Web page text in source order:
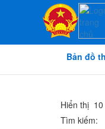
Bản đồ
Hiển thị
Tìm kiếm: